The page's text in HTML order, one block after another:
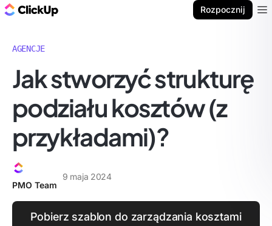
Rozpocznij
AGENCJE
Jak stworzyć strukturę
podziału kosztów (z
przykładami)?
PMO Team
9 maja 2024
Pobierz szablon do zarządzania kosztami